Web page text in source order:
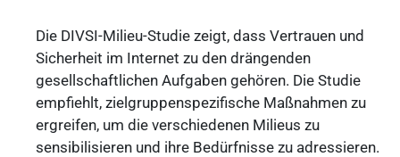
Die DIVSI-Milieu-Studie zeigt, dass Vertrauen und
Sicherheit im Internet zu den drängenden
gesellschaftlichen Aufgaben gehören. Die Studie
empfiehlt, zielgruppenspezifische Maßnahmen zu
ergreifen, um die verschiedenen Milieus zu
sensibilisieren und ihre Bedürfnisse zu adressieren.